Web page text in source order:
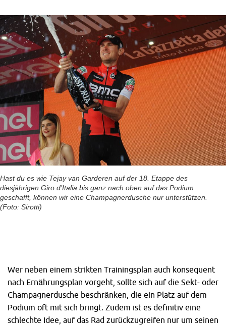
Hast du es wie Tejay van Garderen auf der 18. Etappe des
diesjährigen Giro d’Italia bis ganz nach oben auf das Podium
geschafft, können wir eine Champagnerdusche nur unterstützen.
(Foto: Sirotti)
Wer neben einem strikten Trainingsplan auch konsequent
nach Ernährungsplan vorgeht, sollte sich auf die Sekt- oder
Champagnerdusche beschränken, die ein Platz auf dem
Podium oft mit sich bringt. Zudem ist es definitiv eine
schlechte Idee, auf das Rad zurückzugreifen nur um seinen